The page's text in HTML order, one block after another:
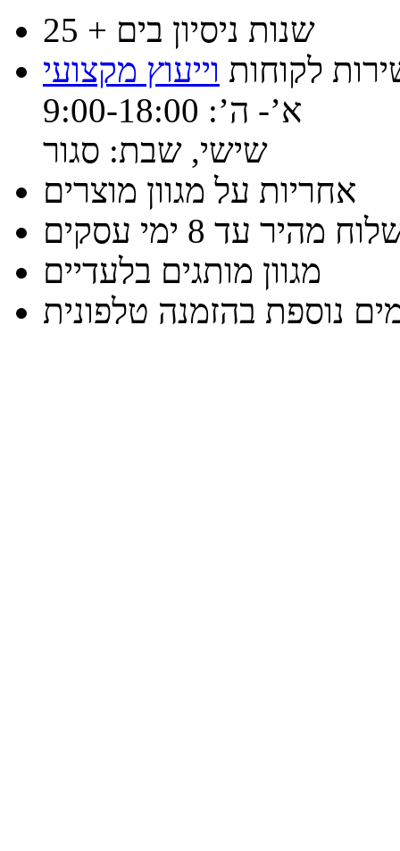
25 + שנות ניסיון בים
לקוחות וייעוץ מקצועי
א’- ה’: 9:00-18:00
שישי, שבת: סגור
אחריות על מגוון מוצרים
מהיר עד 8 ימי עסקים
מגוון מותגים בלעדיים
נוספת בהזמנה טלפונית